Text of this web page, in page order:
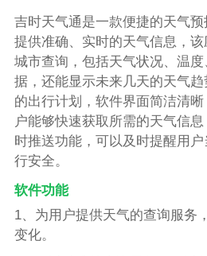
吉时天气通是一款便捷的天气
提供准确、实时的天气信息，
城市查询，包括天气状况、温
据，还能显示未来几天的天气
的出行计划，软件界面简洁清
户能够快速获取所需的天气信
时推送功能，可以及时提醒用
行安全。
软件功能
1、为用户提供天气的查询服务
变化。